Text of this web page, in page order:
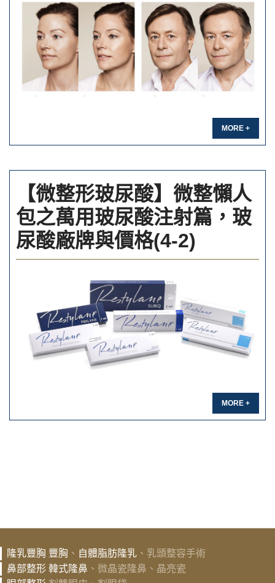
MORE +
【微整形玻尿酸】微整懶人
包之萬用玻尿酸注射篇，玻
尿酸廠牌與價格(4-2)
MORE +
隆乳豐胸 豐胸 、 自體脂肪隆乳 、乳頭整容手術
鼻部整形 韓式隆鼻 、微晶瓷隆鼻、晶亮瓷